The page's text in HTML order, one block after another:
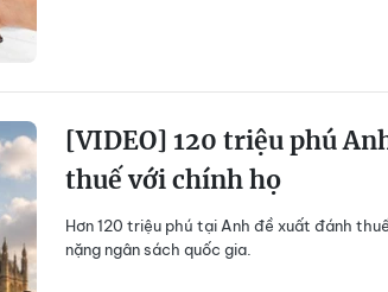
[VIDEO] 120 triệu phú
thuế với chính họ
Hơn 120 triệu phú tại Anh đề xuất đánh
nặng ngân sách quốc gia.